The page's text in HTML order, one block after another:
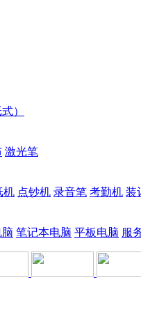
）
激光笔
机 点钞机 录音笔 考勤机 装
笔记本电脑 平板电脑 服